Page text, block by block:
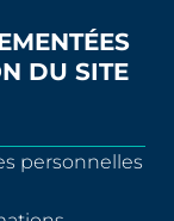
DU SITE
personnelles